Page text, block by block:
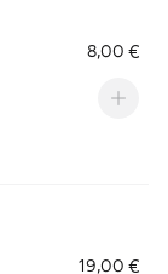
8,00 €
19,00 €